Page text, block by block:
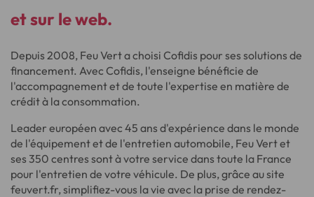
et sur le web.
Depuis 2008, Feu Vert a choisi Cofidis pour ses solutions de
financement. Avec Cofidis, l'enseigne bénéficie de
l'accompagnement et de toute l'expertise en matière de
crédit à la consommation.
Leader européen avec 45 ans d'expérience dans le monde
de l'équipement et de l'entretien automobile, Feu Vert et
ses 350 centres sont à votre service dans toute la France
pour l'entretien de votre véhicule. De plus, grâce au site
feuvert.fr, simplifiez-vous la vie avec la prise de rendez-